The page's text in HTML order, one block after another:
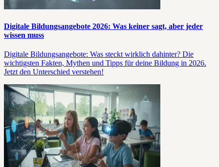
Digitale Bildungsangebote 2026: Was keiner sagt, aber jeder
wissen muss
Digitale Bildungsangebote: Was steckt wirklich dahinter? Die
wichtigsten Fakten, Mythen und Tipps für deine Bildung in 2026.
Jetzt den Unterschied verstehen!